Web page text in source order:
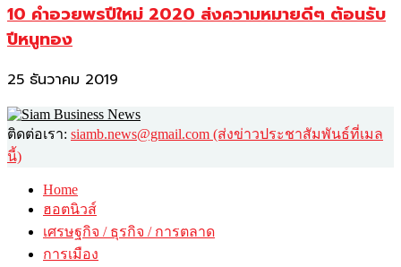
10 คำอวยพรปีใหม่ 2020 ส่งความหมายดีๆ ต้อนรับ
ปีหนูทอง
25 ธันวาคม 2019
ติดต่อเรา: siamb.news@gmail.com (ส่งข่าวประชาสัมพันธ์ที่เมล
นี้)
Home
ฮอตนิวส์
เศรษฐกิจ / ธุรกิจ / การตลาด
การเมือง